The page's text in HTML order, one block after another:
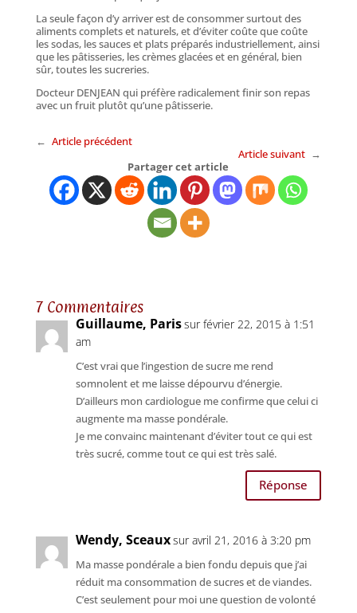
La seule façon d’y arriver est de consommer surtout des
aliments complets et naturels, et d’éviter coûte que coûte
les sodas, les sauces et plats préparés industriellement, ainsi
que les pâtisseries, les crèmes glacées et en général, bien
sûr, toutes les sucreries.
Docteur DENJEAN qui préfère radicalement finir son repas
avec un fruit plutôt qu’une pâtisserie.
← Article précédent
Article suivant →
Partager cet article
7 Commentaires
Guillaume, Parissur février 22, 2015 à 1:51
am
C’est vrai que l’ingestion de sucre me rend
somnolent et me laisse dépourvu d’énergie.
D’ailleurs mon cardiologue me confirme que celui ci
augmente ma masse pondérale.
Je me convainc maintenant d’éviter tout ce qui est
très sucré, comme tout ce qui est très salé.
Réponse
Wendy, Sceauxsur avril 21, 2016 à 3:20 pm
Ma masse pondérale a bien fondu depuis que j’ai
réduit ma consommation de sucres et de viandes.
C’est seulement pour moi une question de volonté